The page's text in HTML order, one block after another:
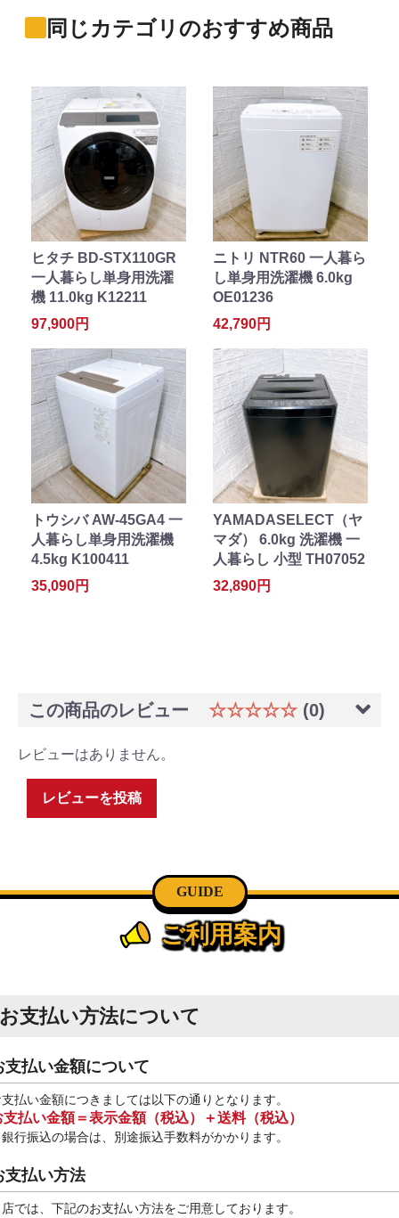
同じカテゴリのおすすめ商品
ヒタチ BD-STX110GR
一人暮らし単身用洗濯
機 11.0kg K12211
97,900円
ニトリ NTR60 一人暮ら
し単身用洗濯機 6.0kg
OE01236
42,790円
トウシバ AW-45GA4 一
人暮らし単身用洗濯機
4.5kg K100411
35,090円
YAMADASELECT（ヤ
マダ） 6.0kg 洗濯機 一
人暮らし 小型 TH07052
32,890円
この商品のレビュー ☆☆☆☆☆ (0)
レビューはありません。
レビューを投稿
GUIDE
ご利用案内
お支払い方法について
支払い金額について
払い金額につきましては以下の通りとなります。
支払い金額＝表示金額（税込）＋送料（税込）
行振込の場合は、別途振込手数料がかかります。
支払い方法
では、下記のお支払い方法をご用意しております。